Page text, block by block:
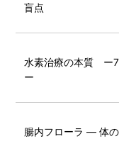
盲点
水素治療の本質 ー
ー
腸内フローラ ― 体